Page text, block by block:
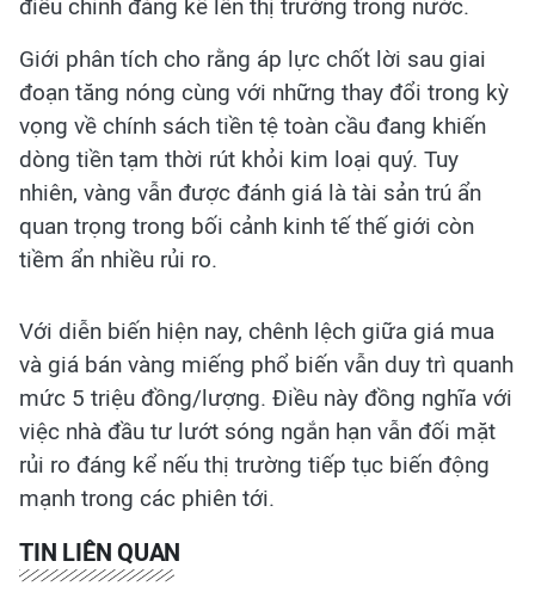
điều chỉnh đáng kể lên thị trường trong nước.
Giới phân tích cho rằng áp lực chốt lời sau giai
đoạn tăng nóng cùng với những thay đổi trong kỳ
vọng về chính sách tiền tệ toàn cầu đang khiến
dòng tiền tạm thời rút khỏi kim loại quý. Tuy
nhiên, vàng vẫn được đánh giá là tài sản trú ẩn
quan trọng trong bối cảnh kinh tế thế giới còn
tiềm ẩn nhiều rủi ro.
Với diễn biến hiện nay, chênh lệch giữa giá mua
và giá bán vàng miếng phổ biến vẫn duy trì quanh
mức 5 triệu đồng/lượng. Điều này đồng nghĩa với
việc nhà đầu tư lướt sóng ngắn hạn vẫn đối mặt
rủi ro đáng kể nếu thị trường tiếp tục biến động
mạnh trong các phiên tới.
TIN LIÊN QUAN